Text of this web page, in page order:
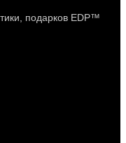
подарков EDP™